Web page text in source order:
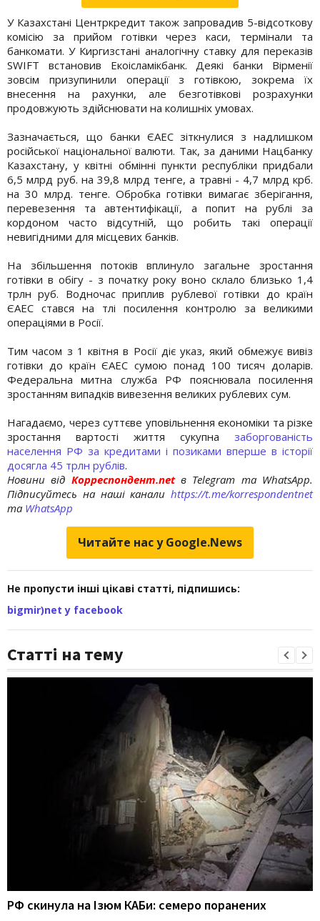
У Казахстані Центркредит також запровадив 5-відсоткову
комісію за прийом готівки через каси, термінали та
банкомати. У Киргизстані аналогічну ставку для переказів
SWIFT встановив Екоісламікбанк. Деякі банки Вірменії
зовсім призупинили операції з готівкою, зокрема їх
внесення на рахунки, але безготівкові розрахунки
продовжують здійснювати на колишніх умовах.
Зазначається, що банки ЄАЕС зіткнулися з надлишком
російської національної валюти. Так, за даними Нацбанку
Казахстану, у квітні обмінні пункти республіки придбали
6,5 млрд руб. на 39,8 млрд тенге, а травні - 4,7 млрд крб.
на 30 млрд. тенге. Обробка готівки вимагає зберігання,
перевезення та автентифікації, а попит на рублі за
кордоном часто відсутній, що робить такі операції
невигідними для місцевих банків.
На збільшення потоків вплинуло загальне зростання
готівки в обігу - з початку року воно склало близько 1,4
трлн руб. Водночас приплив рублевої готівки до країн
ЄАЕС стався на тлі посилення контролю за великими
операціями в Росії.
Тим часом з 1 квітня в Росії діє указ, який обмежує вивіз
готівки до країн ЄАЕС сумою понад 100 тисяч доларів.
Федеральна митна служба РФ пояснювала посилення
зростанням випадків вивезення великих рублевих сум.
Нагадаємо, через суттєве уповільнення економіки та різке
зростання вартості життя сукупна заборгованість
населення РФ за кредитами і позиками вперше в історії
досягла 45 трлн рублів.
Новини від Корреспондент.netв Telegram та WhatsApp.
Підписуйтесь на наші канали https://t.me/korrespondentnet
та WhatsApp
Читайте нас у Google.News
Не пропусти інші цікаві статті, підпишись:
bigmir)net у facebook
Статті на тему
РФ скинула на Ізюм КАБи: семеро поранених